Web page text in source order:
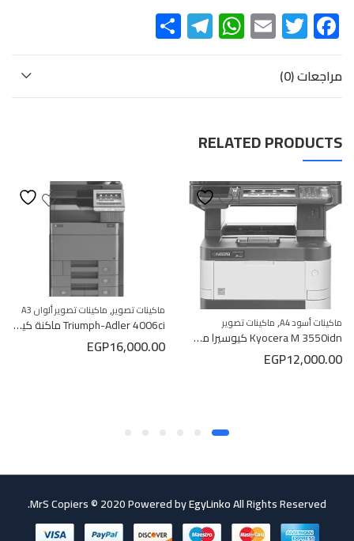
Facebook
Twitter
Email
WhatsApp
Telegram
مراجعات (0)
RELATED PRODUCTS
ماكينات أسود A4 , ماكينات تصوير
Kyocera M 3550idn كيوسيرا موديل 3550
EGP12,000.00
ماكينات تصوير, ماكينات تصوير ألوان A3
Triumph-Adler 4006ci ماكنة كيوسيرا ألوان
EGP16,000.00
MrS Copiers © 2020 Powered byEgyLinkoAll Rights Reserved.